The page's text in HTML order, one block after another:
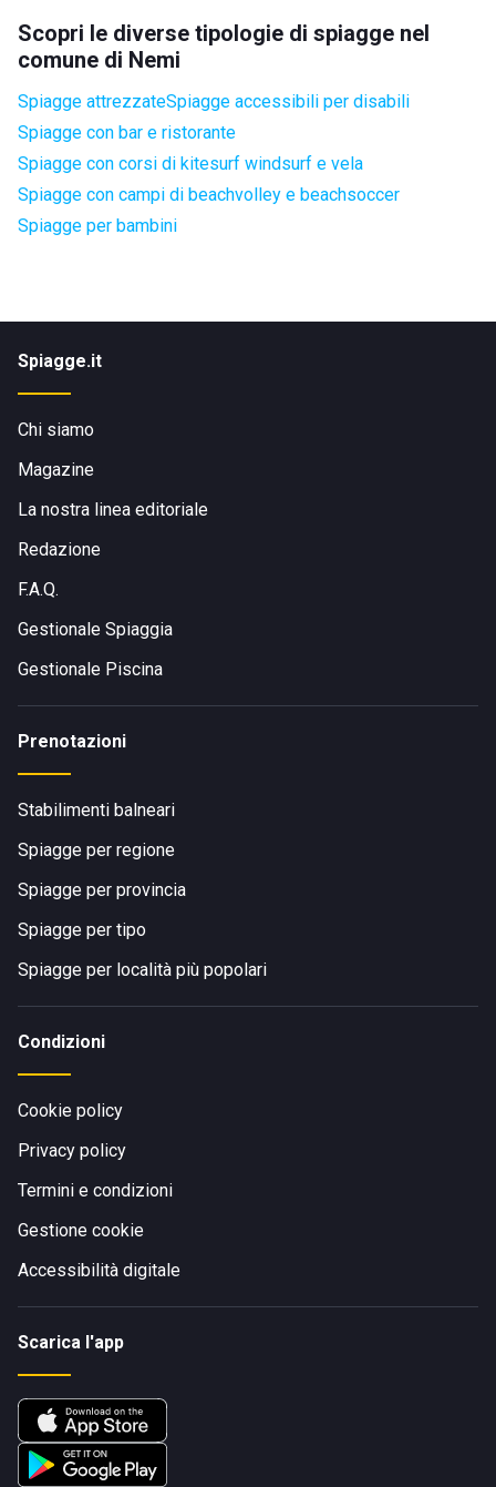
Scopri le diverse tipologie di spiagge nel
comune di Nemi
Spiagge attrezzateSpiagge accessibili per disabili
Spiagge con bar e ristorante
Spiagge con corsi di kitesurf windsurf e vela
Spiagge con campi di beachvolley e beachsoccer
Spiagge per bambini
Spiagge.it
Chi siamo
Magazine
La nostra linea editoriale
Redazione
F.A.Q.
Gestionale Spiaggia
Gestionale Piscina
Prenotazioni
Stabilimenti balneari
Spiagge per regione
Spiagge per provincia
Spiagge per tipo
Spiagge per località più popolari
Condizioni
Cookie policy
Privacy policy
Termini e condizioni
Gestione cookie
Accessibilità digitale
Scarica l'app